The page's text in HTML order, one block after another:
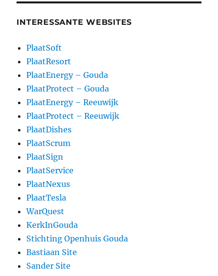
INTERESSANTE WEBSITES
PlaatSoft
PlaatResort
PlaatEnergy – Gouda
PlaatProtect – Gouda
PlaatEnergy – Reeuwijk
PlaatProtect – Reeuwijk
PlaatDishes
PlaatScrum
PlaatSign
PlaatService
PlaatNexus
PlaatTesla
WarQuest
KerkInGouda
Stichting Openhuis Gouda
Bastiaan Site
Sander Site